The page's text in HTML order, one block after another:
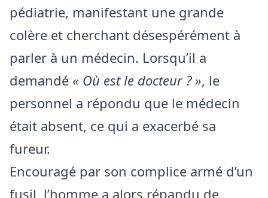
pédiatrie, manifestant une grande
colère et cherchant désespérément à
parler à un médecin. Lorsqu’il a
demandé « Où est le docteur ? », le
personnel a répondu que le médecin
était absent, ce qui a exacerbé sa
fureur.
Encouragé par son complice armé d’un
fusil, l’homme a alors répandu de